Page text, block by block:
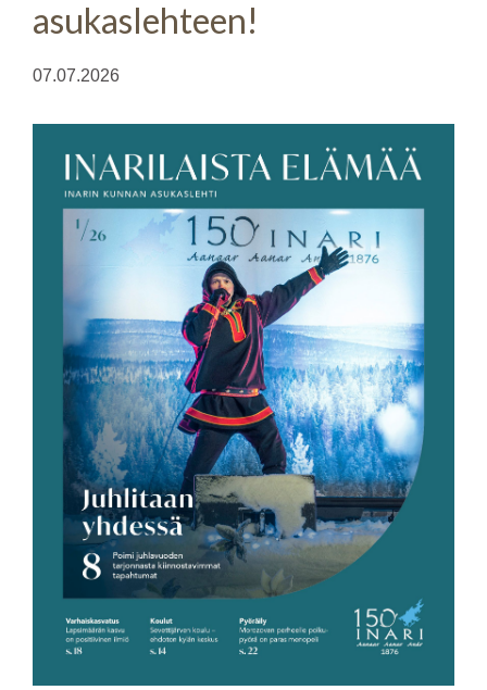
asukaslehteen!
07.07.2026